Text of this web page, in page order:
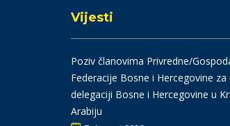
Vijesti
Poziv članovima Privredne/
Federacije Bosne i Hercegovine
delegaciji Bosne i Hercegovine u
Arabiju